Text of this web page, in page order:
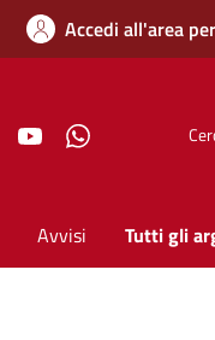
Accedi all'area
FacebookYouTube
Avvisi Tutti gli